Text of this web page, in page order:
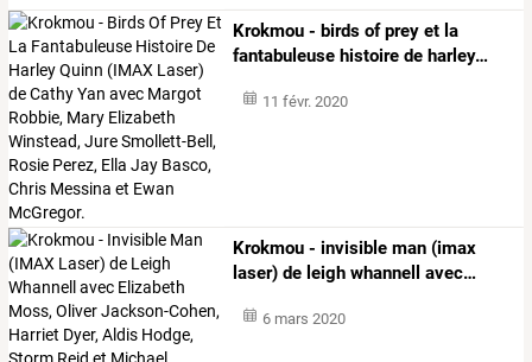
Krokmou - birds ofprey et la
fantabuleuse histoire de harley…
11 févr. 2020
Krokmou - invisible man (imax
laser) de leigh whannell avec…
6 mars 2020